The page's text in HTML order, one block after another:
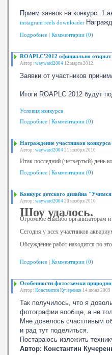
Прием заявок на конкурс: 1
instagram reels downloader
Подробнее | Комментарии (0)
ROAPLC'2012 официально открыт
Автор: wayward2004 12 марта 2012
Заявки от участников
Итоги ROAPLC 2012 будут
Условия конкурса
Подробнее | Комментарии (0)
Награждение участников
Автор: wayward2004 21 ноября 2010
Итак последний (четвертый) день
Подробнее | Комментарии (0)
Конкурс детского дизайна
Автор: wayward2004 20 ноября 2010
Шоу удалось.
Огромное спасибо организаторам
Сегодня у всех участников
Обсуждение работ находится по
Подробнее | Комментарии (0)
Особенности фотосъемки
Автор: Константин Кучеренко 14 июня 2009
Так получилось, что я
фотографии вообще, а не
Мне довелось счастливым
и рад тут поделиться.
Постараюсь изложить
Автор: Константин